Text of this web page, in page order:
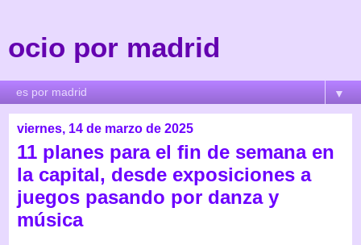
ocio por madrid
▼
viernes, 14 de marzo de 2025
11 planes para el fin de semana en
la capital, desde exposiciones a
juegos pasando por danza y
música